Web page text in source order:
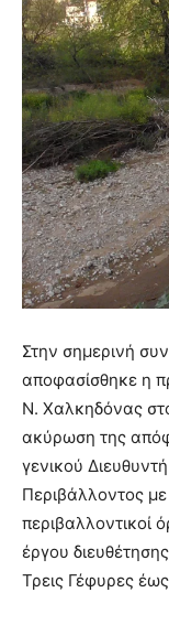
Στην σημερινή
αποφασίσθηκε η
Ν. Χαλκηδόνας
ακύρωση της
γενικού
Περιβάλλοντος
περιβαλλοντικοί
έργου
Τρεις Γέφυρες